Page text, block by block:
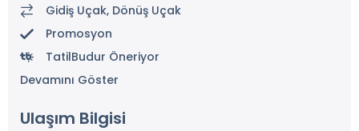
Gidiş Uçak, Dönüş Uçak
Promosyon
TatilBudur Öneriyor
Devamını Göster
Ulaşım Bilgisi